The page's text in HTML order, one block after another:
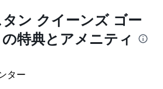
ン クイーンズ ゴー
特典とアメニティ
ター